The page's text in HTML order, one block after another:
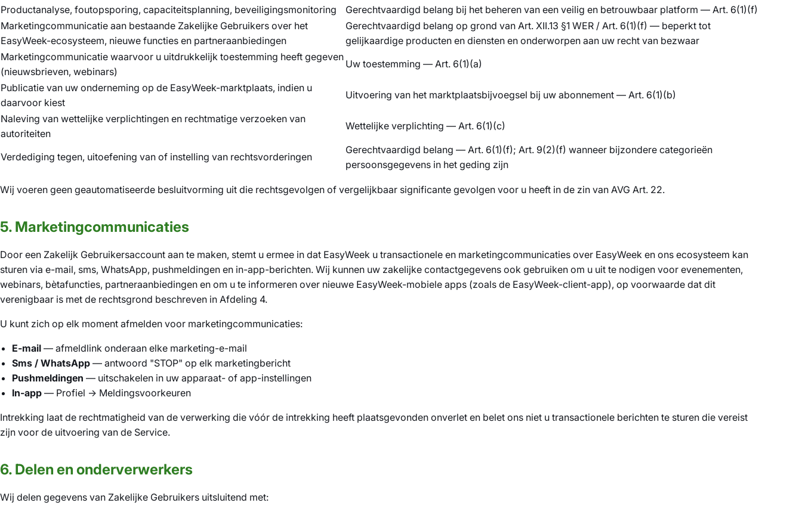
Productanalyse, foutopsporing, capaciteitsplanning, beveiligingsmonitoring
Gerechtvaardigd belang bij het beheren van een veilig en betrouwbaar platform — Art. 6(1)(f)
Marketingcommunicatie aan bestaande Zakelijke Gebruikers over het
EasyWeek-ecosysteem, nieuwe functies en partneraanbiedingen
Gerechtvaardigd belang op grond van Art. XII.13 §1 WER / Art. 6(1)(f) — beperkt tot
gelijkaardige producten en diensten en onderworpen aan uw recht van bezwaar
Marketingcommunicatie waarvoor u uitdrukkelijk toestemming heeft gegeven
(nieuwsbrieven, webinars)
Uw toestemming — Art. 6(1)(a)
Publicatie van uw onderneming op de EasyWeek-marktplaats, indien u
daarvoor kiest
Uitvoering van het marktplaatsbijvoegsel bij uw abonnement — Art. 6(1)(b)
Naleving van wettelijke verplichtingen en rechtmatige verzoeken van
autoriteiten
Wettelijke verplichting — Art. 6(1)(c)
Verdediging tegen, uitoefening van of instelling van rechtsvorderingen
Gerechtvaardigd belang — Art. 6(1)(f); Art. 9(2)(f) wanneer bijzondere categorieën
persoonsgegevens in het geding zijn
Wij voeren geen geautomatiseerde besluitvorming uit die rechtsgevolgen of vergelijkbaar significante gevolgen voor u heeft in de zin van AVG Art. 22.
5. Marketingcommunicaties
Door een Zakelijk Gebruikersaccount aan te maken, stemt u ermee in dat EasyWeek u transactionele en marketingcommunicaties over EasyWeek en ons ecosysteem kan
sturen via e-mail, sms, WhatsApp, pushmeldingen en in-app-berichten. Wij kunnen uw zakelijke contactgegevens ook gebruiken om u uit te nodigen voor evenementen,
webinars, bètafuncties, partneraanbiedingen en om u te informeren over nieuwe EasyWeek-mobiele apps (zoals de EasyWeek-client-app), op voorwaarde dat dit
verenigbaar is met de rechtsgrond beschreven in Afdeling 4.
U kunt zich op elk moment afmelden voor marketingcommunicaties:
E-mail — afmeldlink onderaan elke marketing-e-mail
Sms / WhatsApp — antwoord "STOP" op elk marketingbericht
Pushmeldingen — uitschakelen in uw apparaat- of app-instellingen
In-app — Profiel → Meldingsvoorkeuren
Intrekking laat de rechtmatigheid van de verwerking die vóór de intrekking heeft plaatsgevonden onverlet en belet ons niet u transactionele berichten te sturen die vereist
zijn voor de uitvoering van de Service.
6. Delen en onderverwerkers
Wij delen gegevens van Zakelijke Gebruikers uitsluitend met: